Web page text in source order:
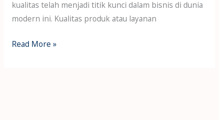
kualitas telah menjadi titik kunci dalam bisnis di dunia
modern ini. Kualitas produk atau layanan
Read More »